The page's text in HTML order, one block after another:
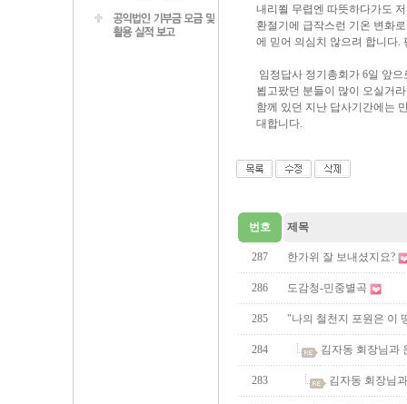
내리쬘 무렵엔 따뜻하다가도
환절기에 급작스런 기온 변화
에 믿어 의심치 않으려 합니다.
임정답사 정기총회가 6일 앞
뵙고팠던 분들이 많이 오실거
함께 있던 지난 답사기간에는
대합니다.
번호 제목
287 한가위 잘 보내셨지요?
286 도감청-민중별곡
285 "나의 철천지 포원은 이
284 김자동 회장님과
283 김자동 회장님